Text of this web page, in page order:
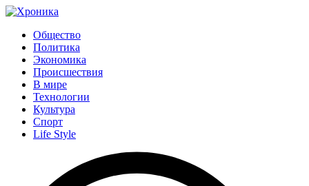
Общество
Политика
Экономика
Происшествия
В мире
Технологии
Культура
Спорт
Life Style